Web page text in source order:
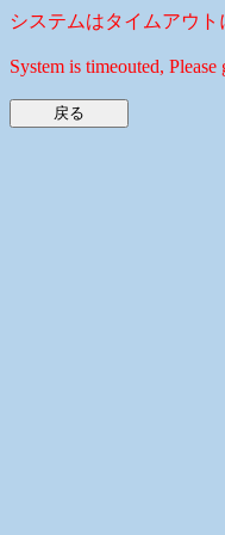
システムはタイムアウ
System is timeouted, Please